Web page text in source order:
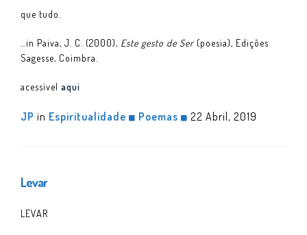
que tudo.
…in Paiva, J. C. (2000), Este gesto de Ser (poesia), Edições
Sagesse, Coimbra.
acessível aqui
JP in Espiritualidade Poemas 22 Abril, 2019
Levar
LEVAR